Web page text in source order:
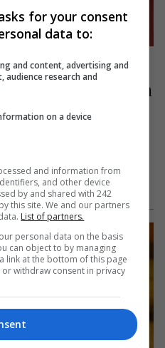
muncă în
de mama
mai reușește să
în vârstă de 20 de ani
dispărută după ce…
2024
for your consent
data to:
and content, advertising and
audience research and
on a device
and information from
and other device
by and shared with 242
this site. We and our partners
List of partners.
personal data on the basis
can object to by managing
link at the bottom of this page
withdraw consent in privacy